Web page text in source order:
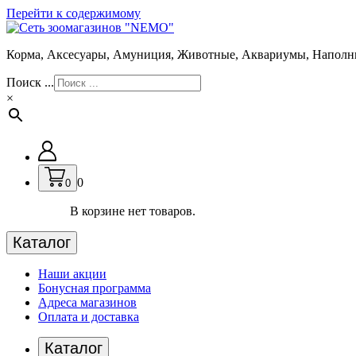
Перейти к содержимому
Корма, Аксесуары, Амуниция, Животные, Аквариумы,
Поиск ...
×
0 0
В корзине нет товаров.
Каталог
Наши акции
Бонусная программа
Адреса магазинов
Оплата и доставка
Каталог